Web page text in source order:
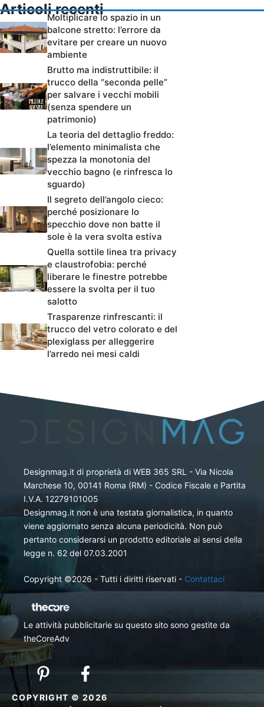
Articoli recenti
Moltiplicare lo spazio in un
balcone stretto: l’errore da
evitare per creare un nuovo
ambiente
Brutto ma indistruttibile: il
trucco della “seconda pelle”
per salvare i vecchi mobili
(senza spendere un
patrimonio)
La teoria del dettaglio freddo:
l’elemento minimalista che
spezza la monotonia del
vecchio bagno (e rinfresca lo
sguardo)
Il segreto dell’angolo cieco:
perché posizionare lo
specchio dove non batte il
sole è la vera svolta estiva
Quella sottile linea tra privacy
e claustrofobia: perché
liberare le finestre potrebbe
essere la svolta per il tuo
salotto
Trasparenze rinfrescanti: il
trucco del vetro colorato e del
plexiglass per alleggerire
l’arredo nei mesi caldi
Designmag.it di proprietà di WEB 365 SRL - Via Nicola
Marchese 10, 00141 Roma (RM) - Codice Fiscale e Partita
I.V.A. 12279101005
Designmag.it non è una testata giornalistica, in quanto
viene aggiornato senza alcuna periodicità. Non può
pertanto considerarsi un prodotto editoriale ai sensi della
legge n. 62 del 07.03.2001
Copyright ©2026 - Tutti i diritti riservati - Contattaci
Le attività pubblicitarie su questo sito sono gestite da
theCoreAdv
COPYRIGHT © 2026